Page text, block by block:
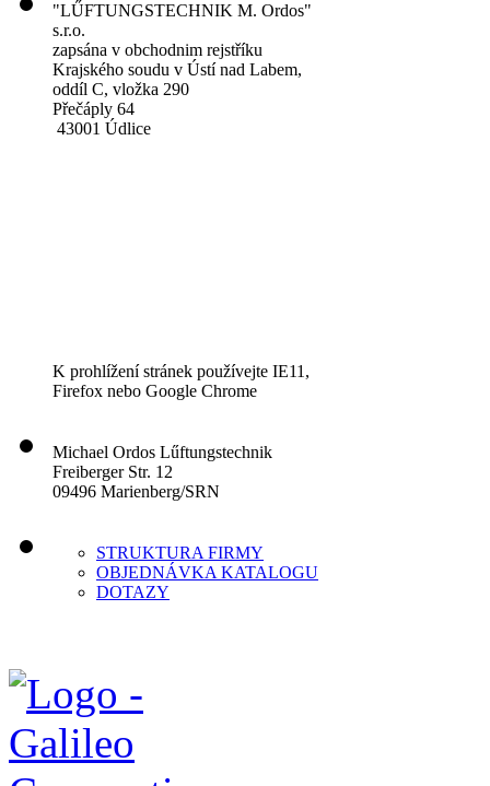
"LŰFTUNGSTECHNIK M. Ordos"
s.r.o.
zapsána v obchodnim rejstříku
Krajského soudu v Ústí nad Labem,
oddíl C, vložka 290
Přečáply 64
43001 Údlice
K prohlížení stránek používejte IE11,
Firefox nebo Google Chrome
Michael Ordos Lűftungstechnik
Freiberger Str. 12
09496 Marienberg/SRN
STRUKTURA FIRMY
OBJEDNÁVKA KATALOGU
DOTAZY